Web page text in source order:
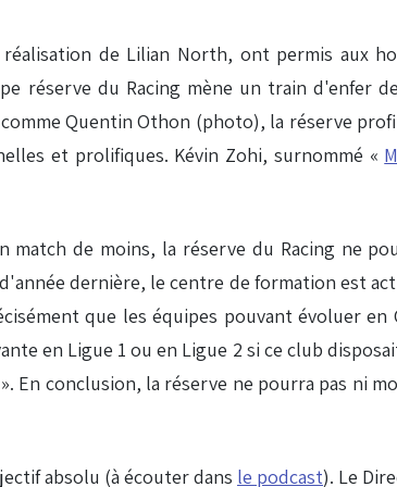
de Lilian North, ont permis aux
réserve du Racing mène un train d'enfer
Quentin Othon (photo), la réserve
et prolifiques. Kévin Zohi, surnommé «
de moins, la réserve du Racing ne
dernière, le centre de formation est
que les équipes pouvant évoluer en
en Ligue 1 ou en Ligue 2 si ce club
En conclusion, la réserve ne pourra pas ni
absolu (à écouter dans le podcast). Le